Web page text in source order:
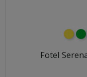
żółty
Fotel